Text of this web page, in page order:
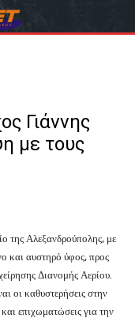
Γιάννης
με τους
της Αλεξανδρούπολης, με
και αυστηρό ύφος, προς
Διανομής Αερίου.
οι καθυστερήσεις στην
επιχωματώσεις για την